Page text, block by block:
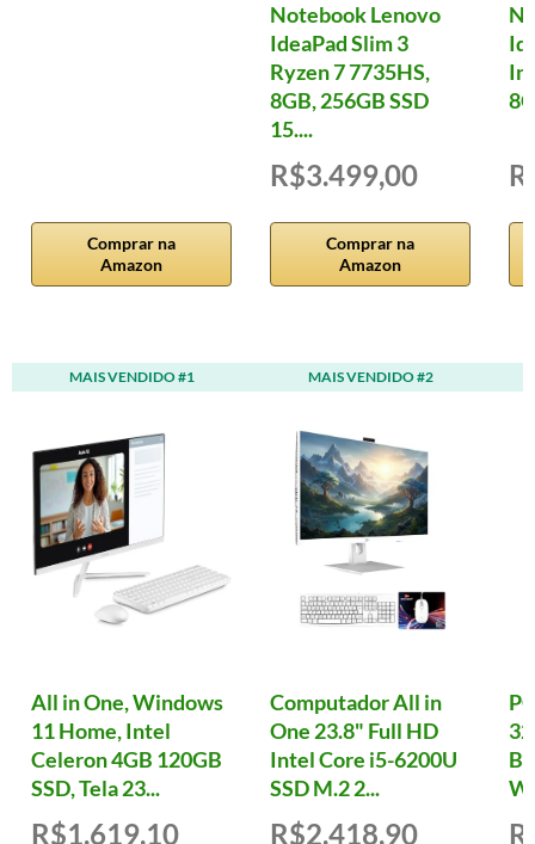
Comprar na
Amazon
Notebook Lenovo
IdeaPad Slim 3
Ryzen 7 7735HS,
8GB, 256GB SSD
15....
R$3.499,00
Comprar na
Amazon
MAIS VENDIDO #1
All in One, Windows
11 Home, Intel
Celeron 4GB 120GB
SSD, Tela 23...
R$1.619,10
MAIS VENDIDO #2
Computador All in
One 23.8" Full HD
Intel Core i5-6200U
SSD M.2 2...
R$2.418,90